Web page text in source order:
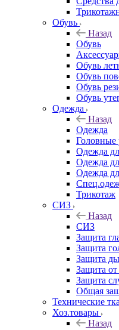
Обувь
Назад
Обувь
Обувь
Обувь
Обувь
Обувь
Одежда
Назад
Одежда
Головные
Одежда
Одежда
Одежда
Трикотаж
СИЗ
Назад
СИЗ
Защита
Защита
Защита
Защита
Защита
Общая
Технические
Хоз.товары
Назад